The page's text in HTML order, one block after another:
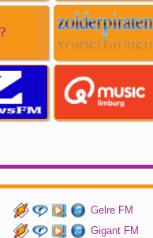
Gelre FM
Gigant FM